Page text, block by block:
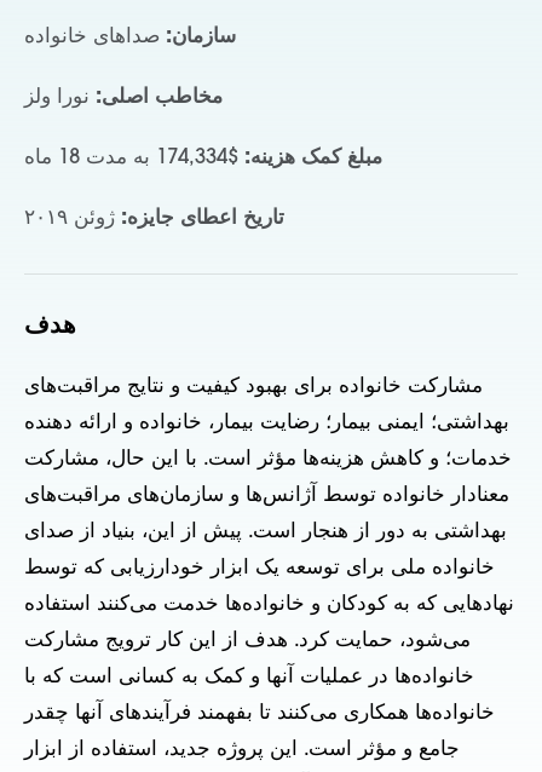
سازمان: صداهای خانواده
مخاطب اصلی: نورا ولز
مبلغ کمک هزینه: $174,334 به مدت 18 ماه
تاریخ اعطای جایزه: ژوئن ۲۰۱۹
هدف
مشارکت خانواده برای بهبود کیفیت و نتایج مراقبت‌های
بهداشتی؛ ایمنی بیمار؛ رضایت بیمار، خانواده و ارائه دهنده
خدمات؛ و کاهش هزینه‌ها مؤثر است. با این حال، مشارکت
معنادار خانواده توسط آژانس‌ها و سازمان‌های مراقبت‌های
بهداشتی به دور از هنجار است. پیش از این، بنیاد از صدای
خانواده ملی برای توسعه یک ابزار خودارزیابی که توسط
نهادهایی که به کودکان و خانواده‌ها خدمت می‌کنند استفاده
می‌شود، حمایت کرد. هدف از این کار ترویج مشارکت
خانواده‌ها در عملیات آنها و کمک به کسانی است که با
خانواده‌ها همکاری می‌کنند تا بفهمند فرآیندهای آنها چقدر
جامع و مؤثر است. این پروژه جدید، استفاده از ابزار